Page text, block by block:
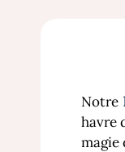
Notre
havre
magie